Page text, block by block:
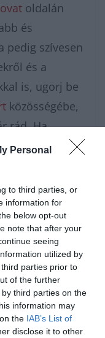
Personal
to third parties, or
information for
below opt-out
note that after your
seeing
utilized by
parties prior to
of the further
third parties on the
information may
the IAB’s List of
disclose it to other
oldalán
és
pedig szívesen
és a
is, ugorj be
közösségébe,
rád. Ha